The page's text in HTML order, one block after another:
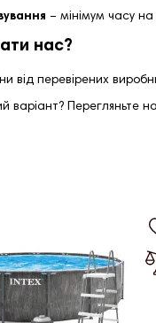
– мінімум часу
нас?
перевірених
варіант? Перегляньте